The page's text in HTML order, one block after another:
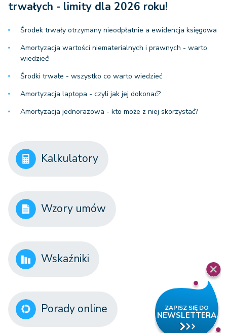
trwałych - limity dla 2026 roku!
Środek trwały otrzymany nieodpłatnie a ewidencja księgowa
Amortyzacja wartości niematerialnych i prawnych - warto
wiedzieć!
Środki trwałe - wszystko co warto wiedzieć
Amortyzacja laptopa - czyli jak jej dokonać?
Amortyzacja jednorazowa - kto może z niej skorzystać?
Kalkulatory
Wzory umów
Wskaźniki
Porady online